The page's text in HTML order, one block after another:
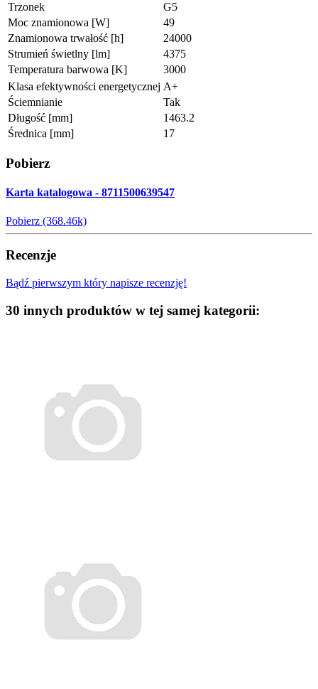
Trzonek
G5
Moc znamionowa [W]
49
Znamionowa trwałość [h]
24000
Strumień świetlny [lm]
4375
Temperatura barwowa [K]
3000
Klasa efektywności energetycznej A+
Ściemnianie
Tak
Długość [mm]
1463.2
Średnica [mm]
17
Pobierz
Karta katalogowa - 8711500639547
Pobierz (368.46k)
Recenzje
Bądź pierwszym który napisze recenzję!
30 innych produktów w tej samej kategorii: